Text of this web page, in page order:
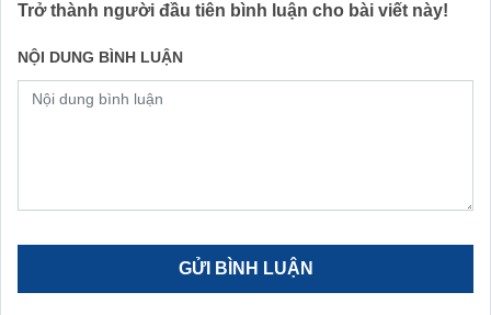
Trở thành người đầu tiên bình luận cho bài viết này!
NỘI DUNG BÌNH LUẬN